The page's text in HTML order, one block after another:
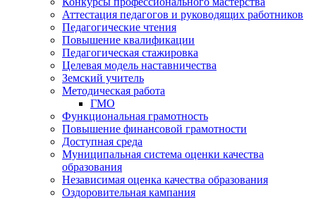
Аттестация педагогов и руководящих работников
Педагогические чтения
Повышение квалификации
Педагогическая стажировка
Целевая модель наставничества
Земский учитель
Методическая работа
ГМО
Функциональная грамотность
Повышение финансовой грамотности
Доступная среда
Муниципальная система оценки качества
образования
Независимая оценка качества образования
Оздоровительная кампания